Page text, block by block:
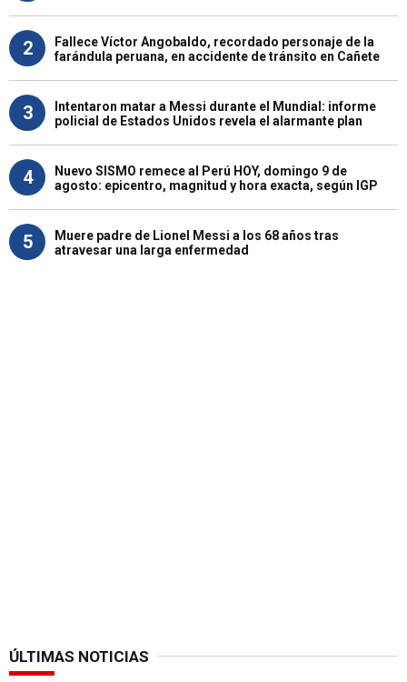
2
Fallece Víctor Angobaldo, recordado personaje de la
farándula peruana, en accidente de tránsito en Cañete
3
Intentaron matar a Messi durante el Mundial: informe
policial de Estados Unidos revela el alarmante plan
4
Nuevo SISMO remece al Perú HOY, domingo 9 de
agosto: epicentro, magnitud y hora exacta, según IGP
5
Muere padre de Lionel Messi a los 68 años tras
atravesar una larga enfermedad
ÚLTIMAS NOTICIAS